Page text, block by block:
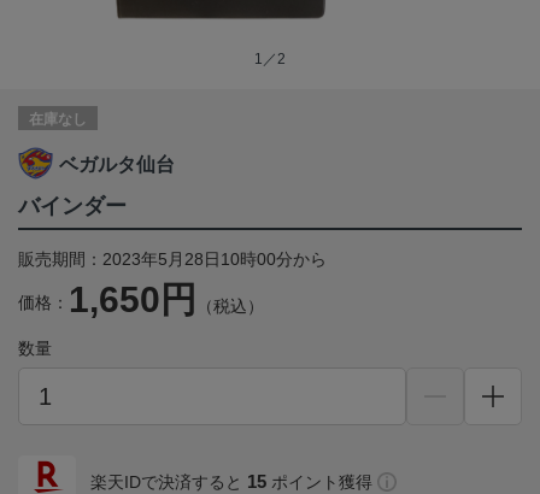
1／2
在庫なし
ベガルタ仙台
バインダー
販売期間：2023年5月28日10時00分から
価格： 1,650円 （税込）
数量
楽天IDで決済すると 15 ポイント獲得